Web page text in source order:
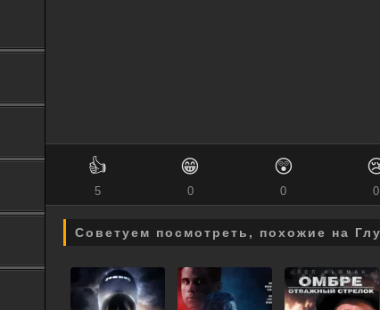
👍
5
😁
0
😲
0 0
Советуем посмотреть, похожие на